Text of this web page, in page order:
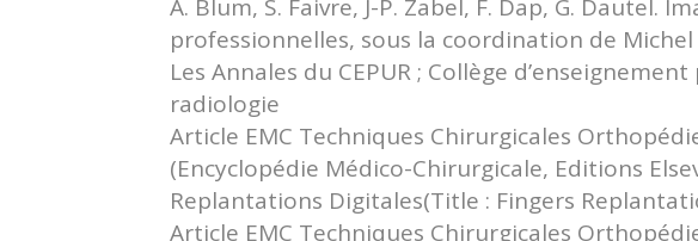
A. Blum, S. Faivre, J-P. Zabel, F. Dap, G. Dautel.
professionnelles, sous la coordination de
Les Annales du CEPUR ; Collège
radiologie
Article EMC Techniques Chirurgicales
(Encyclopédie Médico-Chirurgicale, Editions
Replantations Digitales(Title : Fingers
Article EMC Techniques Chirurgicales